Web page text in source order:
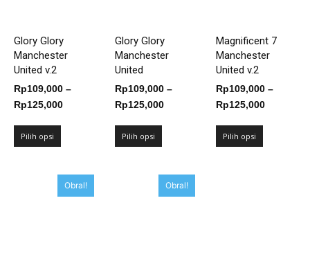
Glory Glory
Manchester
United v.2
Rp109,000 –
Rp125,000Rentang
Pilih opsi
Glory Glory
Manchester
United
Rp109,000 –
Rp125,000Rentang
Pilih opsi
Magnificent 7
Manchester
United v.2
Rp109,000 –
Rp125,000Rentang
Pilih opsi
Obral! Obral!